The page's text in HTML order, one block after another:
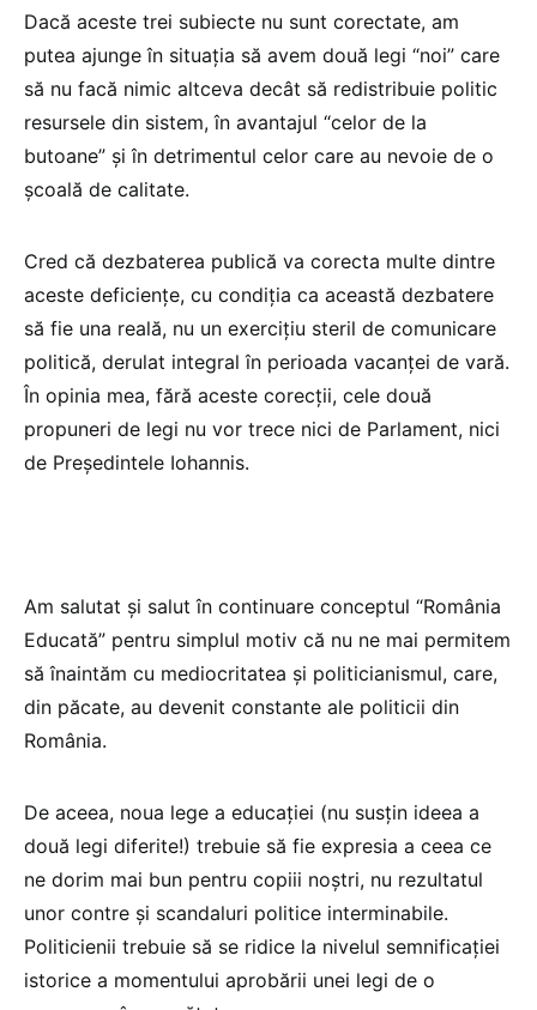
Dacă aceste trei subiecte nu sunt corectate, am
putea ajunge în situația să avem două legi “noi” care
să nu facă nimic altceva decât să redistribuie politic
resursele din sistem, în avantajul “celor de la
butoane” şi în detrimentul celor care au nevoie de o
şcoală de calitate.
Cred că dezbaterea publică va corecta multe dintre
aceste deficiențe, cu condiția ca această dezbatere
să fie una reală, nu un exercițiu steril de comunicare
politică, derulat integral în perioada vacanței de vară.
În opinia mea, fără aceste corecții, cele două
propuneri de legi nu vor trece nici de Parlament, nici
de Preşedintele Iohannis.
Am salutat şi salut în continuare conceptul “România
Educată” pentru simplul motiv că nu ne mai permitem
să înaintăm cu mediocritatea şi politicianismul, care,
din păcate, au devenit constante ale politicii din
România.
De aceea, noua lege a educației (nu susțin ideea a
două legi diferite!) trebuie să fie expresia a ceea ce
ne dorim mai bun pentru copiii noştri, nu rezultatul
unor contre şi scandaluri politice interminabile.
Politicienii trebuie să se ridice la nivelul semnificației
istorice a momentului aprobării unei legi de o